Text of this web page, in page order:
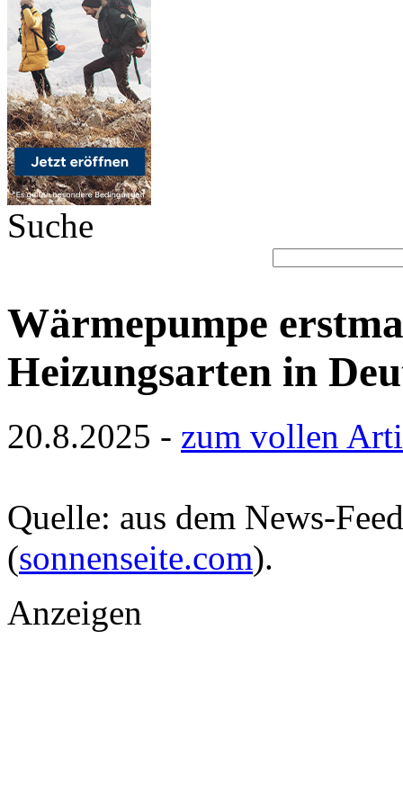
Suche
Wärmepumpe
Heizungsarten in
20.8.2025 - zum vollen
Quelle: aus dem News-
(sonnenseite.com).
Anzeigen